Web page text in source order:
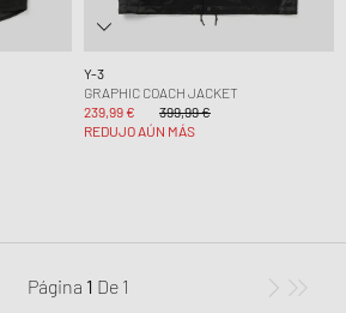
Y-3
GRAPHIC COACH JACKET
239,99 €
399,99 €
REDUJO AÚN MÁS
Página 1 De 1